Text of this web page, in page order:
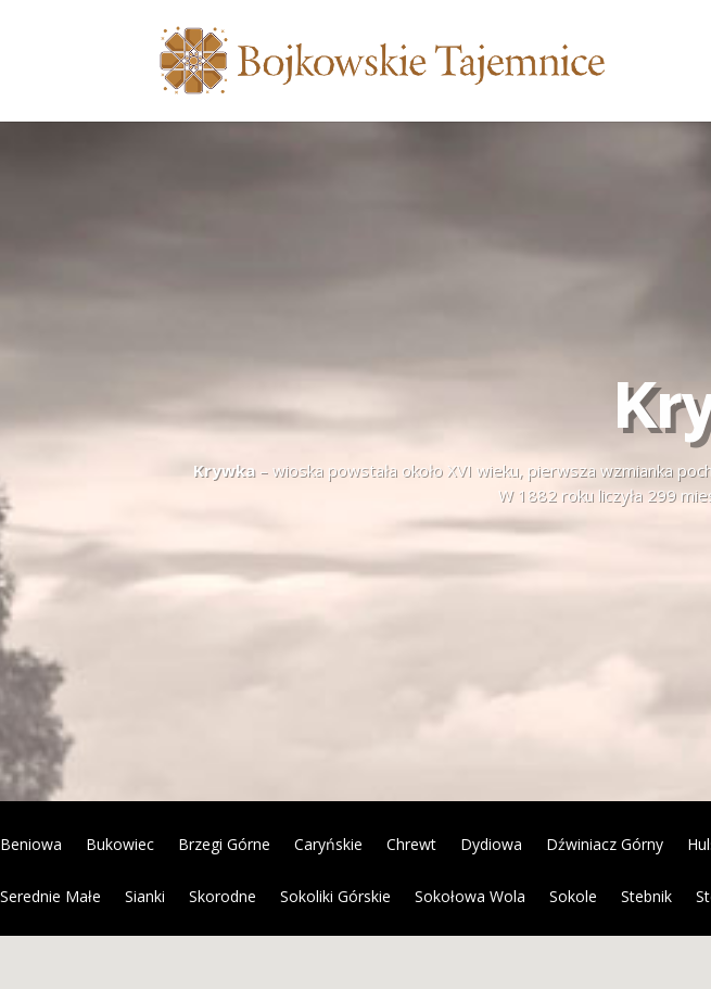
Krywka– wioska powstała około XVI wieku, pierwsza wzmianka
W 1882 roku liczyła 299
Beniowa Bukowiec Brzegi Górne Caryńskie Chrewt Dydiowa Dźwiniacz Górny
Serednie Małe Sianki Skorodne Sokoliki Górskie Sokołowa Wola Sokole Stebnik